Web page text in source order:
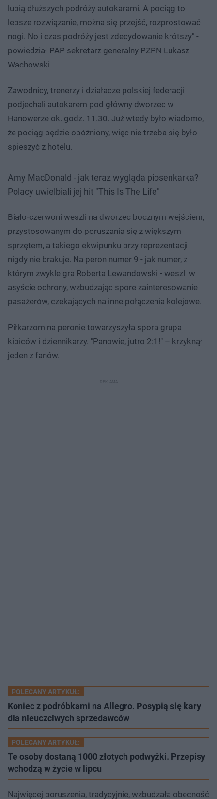
lubią dłuższych podróży autokarami. A pociąg to
lepsze rozwiązanie, można się przejść, rozprostować
nogi. No i czas podróży jest zdecydowanie krótszy" -
powiedział PAP sekretarz generalny PZPN Łukasz
Wachowski.
Zawodnicy, trenerzy i działacze polskiej federacji
podjechali autokarem pod główny dworzec w
Hanowerze ok. godz. 11.30. Już wtedy było wiadomo,
że pociąg będzie opóźniony, więc nie trzeba się było
spieszyć z hotelu.
Amy MacDonald - jak teraz wygląda piosenkarka?
Polacy uwielbiali jej hit "This Is The Life"
Spróbuj ponownie
Biało-czerwoni weszli na dworzec bocznym wejściem,
przystosowanym do poruszania się z większym
sprzętem, a takiego ekwipunku przy reprezentacji
nigdy nie brakuje. Na peron numer 9 - jak numer, z
którym zwykle gra Roberta Lewandowski - weszli w
asyście ochrony, wzbudzając spore zainteresowanie
pasażerów, czekających na inne połączenia kolejowe.
Piłkarzom na peronie towarzyszyła spora grupa
kibiców i dziennikarzy. "Panowie, jutro 2:1!" – krzyknął
jeden z fanów.
POLECANY ARTYKUŁ:
Koniec z podróbkami na Allegro. Posypią się kary
dla nieuczciwych sprzedawców
POLECANY ARTYKUŁ:
Te osoby dostaną 1000 złotych podwyżki. Przepisy
wchodzą w życie w lipcu
Najwięcej poruszenia, tradycyjnie, wzbudzała obecność